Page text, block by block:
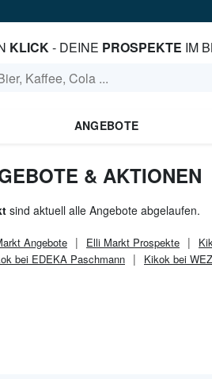
KLICK- DEINE PROSPEKTE IM
ANGEBOTE
& AKTIONEN
sind aktuell alle Angebote abgelaufen.
Angebote Elli Markt Prospekte
bei EDEKA Paschmann Kikok bei WEZ